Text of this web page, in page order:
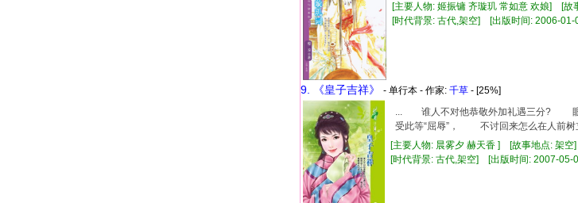
[主要人物: 姬振镛 齐璇玑 常如意 欢娘] [
[时代背景: 古代,架空] [出版时间: 2006-
9. 《皇子吉祥》 - 单行本 - 作家: 千草 - [25%]
... 谁人不对他恭敬外加礼遇三分?
受此等“屈辱”， 不讨回来怎么在人
[主要人物: 晨雾夕 赫天香 ] [故事地点: 架
[时代背景: 古代,架空] [出版时间: 2007-